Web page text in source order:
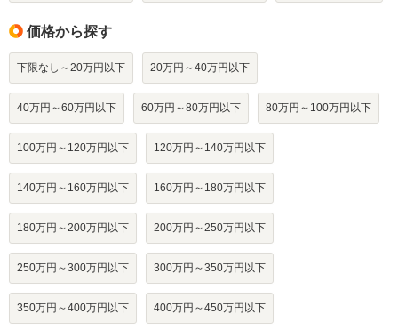
価格から探す
下限なし～20万円以下 20万円～40万円以下
40万円～60万円以下 60万円～80万円以下 80万円～100万円以下
100万円～120万円以下 120万円～140万円以下
140万円～160万円以下 160万円～180万円以下
180万円～200万円以下 200万円～250万円以下
250万円～300万円以下 300万円～350万円以下
350万円～400万円以下 400万円～450万円以下